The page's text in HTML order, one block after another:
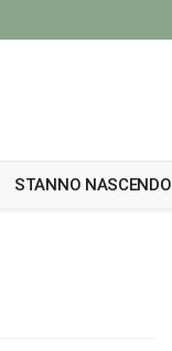
STANNO NASCENDO